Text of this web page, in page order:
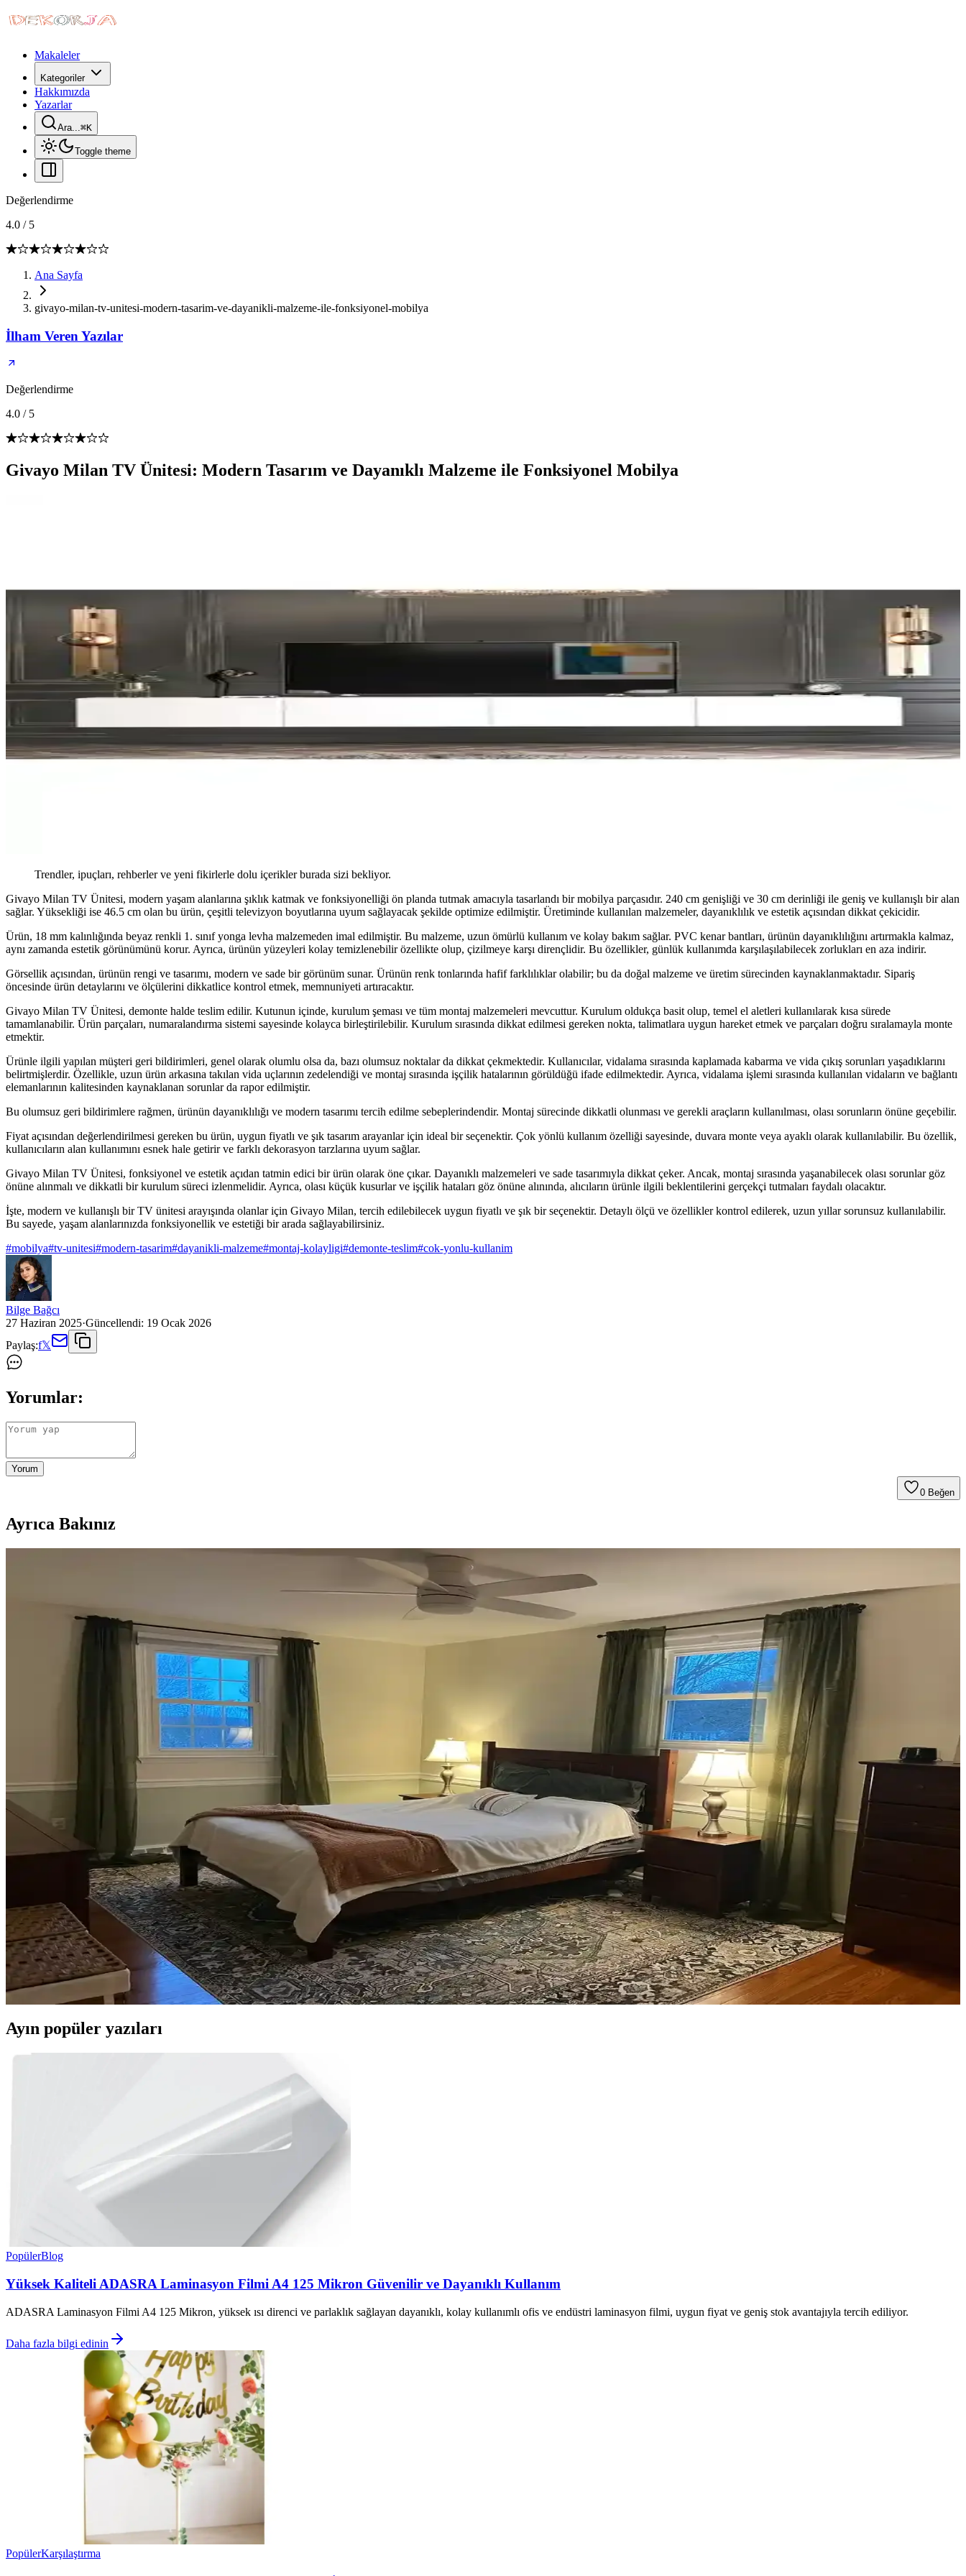
Makaleler
Kategoriler
Hakkımızda
Yazarlar
Ara...⌘K
Toggle theme
Değerlendirme
4.0 / 5
Ana Sayfa
givayo-milan-tv-unitesi-modern-tasarim-ve-dayanikli-malzeme-ile-fonksiyonel-mobilya
İlham Veren Yazılar
Değerlendirme
4.0 / 5
Givayo Milan TV Ünitesi: Modern Tasarım ve Dayanıklı Malzeme ile Fonksiyonel Mobilya
Trendler, ipuçları, rehberler ve yeni fikirlerle dolu içerikler burada sizi bekliyor.
Givayo Milan TV Ünitesi, modern yaşam alanlarına şıklık katmak ve fonksiyonelliği ön planda tutmak amacıyla tasarlandı bir mobilya parçasıdır. 240 cm genişliği ve 30 cm derinliği ile geniş ve kullanışlı bir alan
sağlar. Yüksekliği ise 46.5 cm olan bu ürün, çeşitli televizyon boyutlarına uyum sağlayacak şekilde optimize edilmiştir. Üretiminde kullanılan malzemeler, dayanıklılık ve estetik açısından dikkat çekicidir.
Ürün, 18 mm kalınlığında beyaz renkli 1. sınıf yonga levha malzemeden imal edilmiştir. Bu malzeme, uzun ömürlü kullanım ve kolay bakım sağlar. PVC kenar bantları, ürünün dayanıklılığını artırmakla kalmaz,
aynı zamanda estetik görünümünü korur. Ayrıca, ürünün yüzeyleri kolay temizlenebilir özellikte olup, çizilmeye karşı dirençlidir. Bu özellikler, günlük kullanımda karşılaşılabilecek zorlukları en aza indirir.
Görsellik açısından, ürünün rengi ve tasarımı, modern ve sade bir görünüm sunar. Ürünün renk tonlarında hafif farklılıklar olabilir; bu da doğal malzeme ve üretim sürecinden kaynaklanmaktadır. Sipariş
öncesinde ürün detaylarını ve ölçülerini dikkatlice kontrol etmek, memnuniyeti artıracaktır.
Givayo Milan TV Ünitesi, demonte halde teslim edilir. Kutunun içinde, kurulum şeması ve tüm montaj malzemeleri mevcuttur. Kurulum oldukça basit olup, temel el aletleri kullanılarak kısa sürede
tamamlanabilir. Ürün parçaları, numaralandırma sistemi sayesinde kolayca birleştirilebilir. Kurulum sırasında dikkat edilmesi gereken nokta, talimatlara uygun hareket etmek ve parçaları doğru sıralamayla monte
etmektir.
Ürünle ilgili yapılan müşteri geri bildirimleri, genel olarak olumlu olsa da, bazı olumsuz noktalar da dikkat çekmektedir. Kullanıcılar, vidalama sırasında kaplamada kabarma ve vida çıkış sorunları yaşadıklarını
belirtmişlerdir. Özellikle, uzun ürün arkasına takılan vida uçlarının zedelendiği ve montaj sırasında işçilik hatalarının görüldüğü ifade edilmektedir. Ayrıca, vidalama işlemi sırasında kullanılan vidaların ve bağlantı
elemanlarının kalitesinden kaynaklanan sorunlar da rapor edilmiştir.
Bu olumsuz geri bildirimlere rağmen, ürünün dayanıklılığı ve modern tasarımı tercih edilme sebeplerindendir. Montaj sürecinde dikkatli olunması ve gerekli araçların kullanılması, olası sorunların önüne geçebilir.
Fiyat açısından değerlendirilmesi gereken bu ürün, uygun fiyatlı ve şık tasarım arayanlar için ideal bir seçenektir. Çok yönlü kullanım özelliği sayesinde, duvara monte veya ayaklı olarak kullanılabilir. Bu özellik,
kullanıcıların alan kullanımını esnek hale getirir ve farklı dekorasyon tarzlarına uyum sağlar.
Givayo Milan TV Ünitesi, fonksiyonel ve estetik açıdan tatmin edici bir ürün olarak öne çıkar. Dayanıklı malzemeleri ve sade tasarımıyla dikkat çeker. Ancak, montaj sırasında yaşanabilecek olası sorunlar göz
önüne alınmalı ve dikkatli bir kurulum süreci izlenmelidir. Ayrıca, olası küçük kusurlar ve işçilik hataları göz önüne alınında, alıcıların ürünle ilgili beklentilerini gerçekçi tutmaları faydalı olacaktır.
İşte, modern ve kullanışlı bir TV ünitesi arayışında olanlar için Givayo Milan, tercih edilebilecek uygun fiyatlı ve şık bir seçenektir. Detaylı ölçü ve özellikler kontrol edilerek, uzun yıllar sorunsuz kullanılabilir.
Bu sayede, yaşam alanlarınızda fonksiyonellik ve estetiği bir arada sağlayabilirsiniz.
#mobilya#tv-unitesi#modern-tasarim#dayanikli-malzeme#montaj-kolayligi#demonte-teslim#cok-yonlu-kullanim
Bilge Bağcı
27 Haziran 2025·Güncellendi: 19 Ocak 2026
Paylaş:f𝕏
Yorumlar:
Yorum
0 Beğen
Ayrıca Bakınız
Koltuk ve Aksesuar Sandalyelerde Renk Uyumu ve Dekorasyonda Görsel Denge Sağlama Yöntemleri
Koltuk ve aksesuar sandalyelerde renk uyumsuzluğu görsel rekabete yol açabilir. Halı, perde, yastık ve mobilya yerleşimi ile renkler dengelenerek mekanın estetik bütünlüğü sağlanır.
Ev Dekorasyonunda Denge ve Fonksiyonellik: Renk Uyumu, Mobilya Yerleşimi ve Estetik İncelemesi
Reddit tartışması üzerinden ev dekorasyonunda renk uyumu, mobilya yerleşimi ve aksesuar dengesi gibi unsurların yaşam alanlarının estetik ve fonksiyonelliğini nasıl etkilediği inceleniyor.
Veranda Dekorasyonunda Bitki Seçimi, Aydınlatma ve Mobilya Düzenlemeleriyle Estetik İyileştirme Yöntemleri
Veranda dekorasyonunda bitkiler, halılar, aydınlatma ve mobilyaların uyumlu kullanımı mekânı daha davetkâr ve fonksiyonel kılar. Doğru seçimler verandanın atmosferini ve dış görünümünü güçlendirir.
Habitat'tan İkinci El Mobilya Alımı ve Ev Dekorasyonunda Stil Oluşturma Yöntemleri
Habitat mağazalarından ikinci el mobilya alımı, ekonomik ve özgün dekorasyon için fırsatlar sunar. Doğru seçim, temizlik ve stil oluşturma evin atmosferini belirler.
Teal Renkli Sandalyenin Halı ve Dolapla Uyumunda Renk Tonları ve Aksesuarların Rolü
Teal renkli sandalyenin halı ve dolapla uyumu, doğru renk tonları ve aksesuar seçimiyle sağlanır. Halıdaki mavi-yeşil alt tonlar ve sıcak ahşap dolap, teal rengini öne çıkarır, aksesuarlar ise denge oluşturur.
Yan Sehpa Boyama Renk Seçenekleri ve Dekorasyon Uyumu İçin Rehber
Yan sehpa boyamada renk seçimi, mobilya ve dekorasyon uyumu açısından önemlidir. Koyu tonlar, sıcak renkler ve doğal ahşap görünümü seçenekleriyle estetik sonuçlar elde edilir.
Ev Kütüphanesi Yenileme: Renk, Dekorasyon ve Konforun Dengeli Buluşması
Ev kütüphanesi yenilemesinde renklerin rahatlatıcı etkisi, kişisel dekoratif öğeler ve konforlu mobilyalar ön plandadır. Tavan boyama ve raf düzeni mekânın atmosferini zenginleştirir.
Yatak Odası Düzeni ve Dekorasyonunda Doğru Yerleşim ve Tasarım İpuçları
Yatak odasında doğru mobilya yerleşimi, renk uyumu, aydınlatma ve kişisel dokunuşlarla mekanın fonksiyonelliği ve estetiği artırılır. Bu ipuçlarıyla odanız daha dengeli ve sıcak bir hale gelir.
Ayın popüler yazıları
PopülerBlog
Yüksek Kaliteli ADASRA Laminasyon Filmi A4 125 Mikron Güvenilir ve Dayanıklı Kullanım
ADASRA Laminasyon Filmi A4 125 Mikron, yüksek ısı direnci ve parlaklık sağlayan dayanıklı, kolay kullanımlı ofis ve endüstri laminasyon filmi, uygun fiyat ve geniş stok avantajıyla tercih ediliyor.
Daha fazla bilgi edinin
PopülerKarşılaştırma